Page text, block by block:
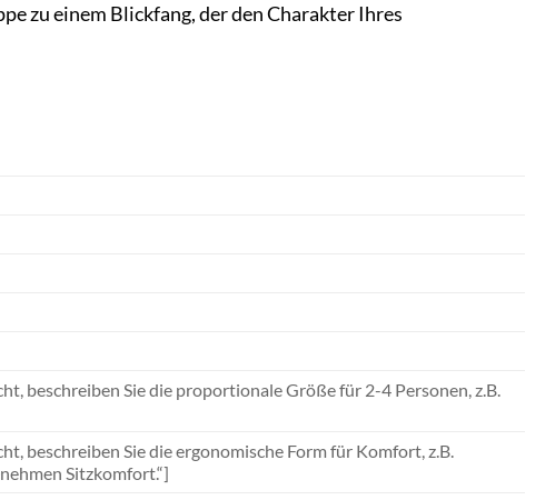
zu einem Blickfang, der den Charakter Ihres
beschreiben Sie die proportionale Größe für 2-4 Personen, z.B.
beschreiben Sie die ergonomische Form für Komfort, z.B.
Sitzkomfort.“]